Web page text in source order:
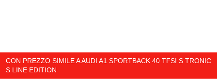
CON PREZZO SIMILE A AUDI A1 SPORTBACK 40 TFSI S TRONIC
S LINE EDITION